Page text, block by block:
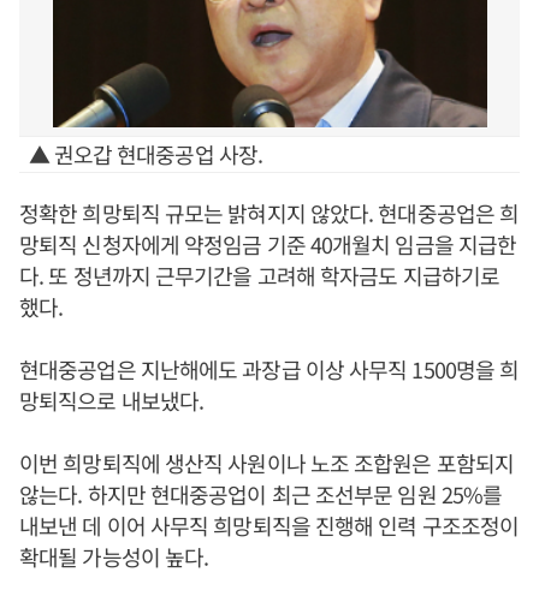
▲ 권오갑 현대중공업 사장.
정확한 희망퇴직 규모는 밝혀지지 않았다. 현대중공업은 희
망퇴직 신청자에게 약정임금 기준 40개월치 임금을 지급한
다. 또 정년까지 근무기간을 고려해 학자금도 지급하기로
했다.
현대중공업은 지난해에도 과장급 이상 사무직 1500명을 희
망퇴직으로 내보냈다.
이번 희망퇴직에 생산직 사원이나 노조 조합원은 포함되지
않는다. 하지만 현대중공업이 최근 조선부문 임원 25%를
내보낸 데 이어 사무직 희망퇴직을 진행해 인력 구조조정이
확대될 가능성이 높다.